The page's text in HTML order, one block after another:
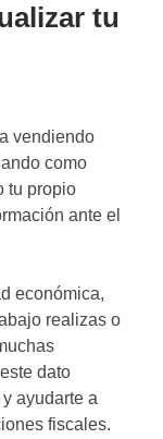
tu
vendiendo
como
tu propio
ante el
económica,
realizas o
dato
ayudarte a
fiscales.